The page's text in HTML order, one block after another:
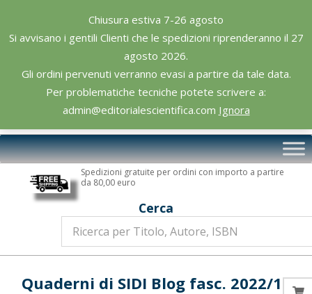
Chiusura estiva 7-26 agosto
Si avvisano i gentili Clienti che le spedizioni riprenderanno il 27
agosto 2026.
Gli ordini pervenuti verranno evasi a partire da tale data.
Per problematiche tecniche potete scrivere a:
admin@editorialescientifica.com Ignora
content
Editoriale
Scientifica
Primary
Navigation
Spedizioni gratuite per ordini con importo a partire
da 80,00 euro
Cerca
Quaderni di SIDI Blog fasc. 2022/11